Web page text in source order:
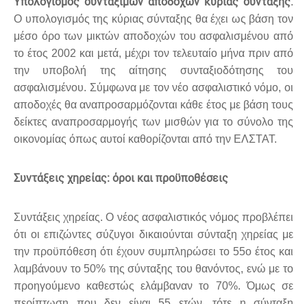
Ο υπολογισμός της κύριας σύνταξης θα έχει ως βάση τον
μέσο όρο των μικτών αποδοχών του ασφαλισμένου από
το έτος 2002 και μετά, μέχρι τον τελευταίο μήνα πριν από
την υποβολή της αίτησης συνταξιοδότησης του
ασφαλισμένου. Σύμφωνα με τον νέο ασφαλιστικό νόμο, οι
αποδοχές θα αναπροσαρμόζονται κάθε έτος με βάση τους
δείκτες αναπροσαρμογής των μισθών για το σύνολο της
οικονομίας όπως αυτοί καθορίζονται από την ΕΛΣΤΑΤ.
Συντάξεις χηρείας: όροι και προϋποθέσεις
Συντάξεις χηρείας. Ο νέος ασφαλιστικός νόμος προβλέπει
ότι οι επιζώντες σύζυγοι δικαιούνται σύνταξη χηρείας με
την προϋπόθεση ότι έχουν συμπληρώσει το 55ο έτος και
λαμβάνουν το 50% της σύνταξης του θανόντος, ενώ με το
προηγούμενο καθεστώς ελάμβαναν το 70%. Όμως σε